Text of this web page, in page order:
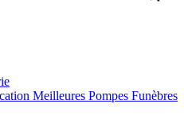
Meilleures Pompes Funèbres